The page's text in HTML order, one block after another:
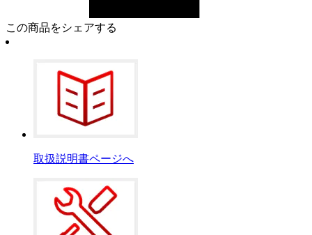
この商品をシェアする
取扱説明書ページへ